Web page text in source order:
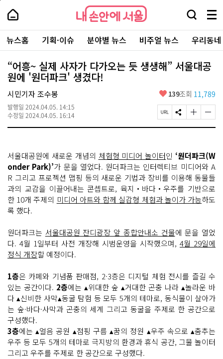
본
로
가
내
손
안
에
서
울
-
서
울
시
대
표
소
통
포
내
손
에
울
검
창
열
기
메
뉴
전
체
보
주
요
서
뉴스홈 기획·이슈 분야별 뉴스 비주얼 뉴스 우리동
“어흥~ 실제 사자가 다가오는 듯 생생해” 서울대공
원에 '원더파크' 생겼다!
시민기자 조수봉
발행일 2024.04.05. 14:15
수정일 2024.04.05. 16:14
좋
요
139조회 11,789
페
이
R
L
복
사
S
N
유
하
기
글
자
크
게
변
경
하
기
글
자
작
게
변
경
하
기
서울대공원에 새로운 개념의 체험형 미디어 놀이터인 ‘원더파크(W
onder Park)’가 문을 열었다. 원더파크는 인터렉티브 미디어와 A
R 그리고 프로젝션 맵핑 등의 새로운 기법과 장비를 이용해 동물들
과의 교감을 이끌어내는 콘셉트로, 육지‧바다‧우주를 기반으로
한 10개 주제의 미디어 아트와 함께 실감형 체험과 놀이가 가능하도
록 했다.
원더파크는 서울대공원 잔디광장 앞 종합안내소 건물에 문을 열었
다. 4월 1일부터 사전 개장해 시범운영을 시작했으며, 4월 29일에
정식 개장할 예정이다.
1층은 카페와 기념품 판매점, 2·3층은 디지털 체험 전시를 즐길 수
있는 공간이다. 2층에는 ▴위대한 숲 ▴거대한 곤충 나라 ▴놀라운 바
다 ▴신비한 사막▴동굴 탐험 등 모두 5개의 테마로, 동식물이 살아가
는 숲·바다·사막과 곤충의 세계 그리고 동굴을 주제로 한 공간으로
구성했다.
3층에는 ▴얼음 공원 ▴점핑 구름 ▴꿈의 정원 ▴우주 속으로 ▴춤추는
우주 등 모두 5개의 테마로 극지방의 환경과 휴식 공간, 그물 놀이터
그리고 우주를 주제로 한 공간으로 구성했다.
페
상
단
로